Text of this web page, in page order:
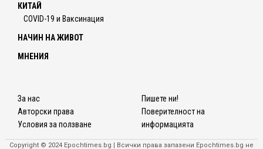
КИТАЙ
COVID-19 и Ваксинация
НАЧИН НА ЖИВОТ
МНЕНИЯ
За нас
Авторски права
Условия за ползване
Пишете ни!
Поверителност на
информацията
Copyright © 2024 Epochtimes.bg | Всички права запазени Epochtimes.bg не